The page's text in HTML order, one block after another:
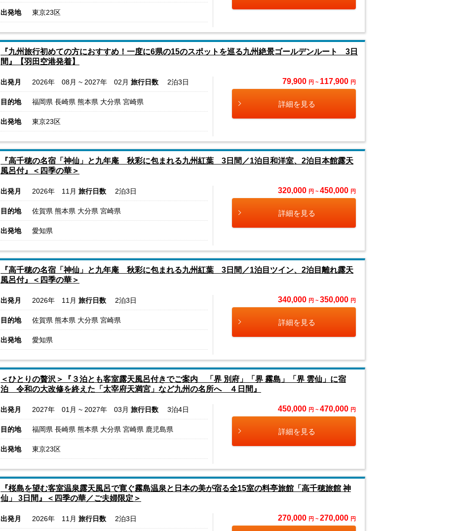
出発地 東京23区
『九州旅行初めての方におすすめ！一度に6県の15のスポットを巡る九州絶景ゴールデンルート 3日
間』【羽田空港発着】
出発月 2026年 08月 ~ 2027年 02月 旅行日数 2泊3日
目的地 福岡県 長崎県 熊本県 大分県 宮崎県
出発地 東京23区
79,900 円 ~ 117,900 円
詳細を見る
『高千穂の名宿「神仙」と九年庵 秋彩に包まれる九州紅葉 3日間／1泊目和洋室、2泊目本館露天
風呂付』＜四季の華＞
出発月 2026年 11月 旅行日数 2泊3日
目的地 佐賀県 熊本県 大分県 宮崎県
出発地 愛知県
320,000 円 ~ 450,000 円
詳細を見る
『高千穂の名宿「神仙」と九年庵 秋彩に包まれる九州紅葉 3日間／1泊目ツイン、2泊目離れ露天
風呂付』＜四季の華＞
出発月 2026年 11月 旅行日数 2泊3日
目的地 佐賀県 熊本県 大分県 宮崎県
出発地 愛知県
340,000 円 ~ 350,000 円
詳細を見る
＜ひとりの贅沢＞『３泊とも客室露天風呂付きでご案内 「界 別府」「界 霧島」「界 雲仙」に宿
泊 令和の大改修を終えた「太宰府天満宮」など九州の名所へ ４日間』
出発月 2027年 01月 ~ 2027年 03月 旅行日数 3泊4日
目的地 福岡県 長崎県 熊本県 大分県 宮崎県 鹿児島県
出発地 東京23区
450,000 円 ~ 470,000 円
詳細を見る
『桜島を望む客室温泉露天風呂で寛ぐ霧島温泉と日本の美が宿る全15室の料亭旅館「高千穂旅館 神
仙」 3日間』＜四季の華／ご夫婦限定＞
出発月 2026年 11月 旅行日数 2泊3日 270,000 円 ~ 270,000 円